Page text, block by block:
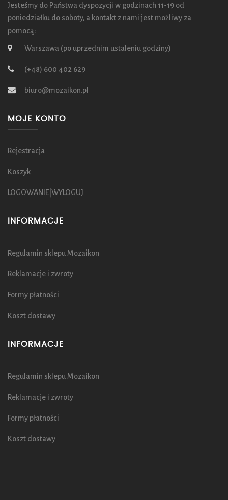
Jesteśmy do Państwa dyspozycji w godzinach 11-19 od
poniedziałku do soboty, a kontakt z nami jest możliwy za
pomocą:
Warszawa (po uprzednim ustaleniu godziny)
(+48) 600 402 629
biuro@mozaikon.pl
MOJE KONTO
Rejestracja
Koszyk
LOGOWANIE|WYLOGUJ
INFORMACJE
Regulamin sklepu Mozaikon
Reklamacje i zwroty
Formy płatności
Koszt dostawy
INFORMACJE
Regulamin sklepu Mozaikon
Reklamacje i zwroty
Formy płatności
Koszt dostawy